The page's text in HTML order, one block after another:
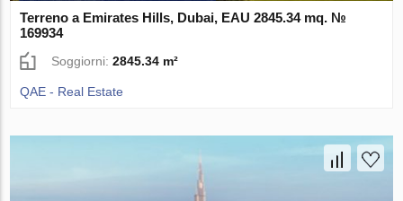
Terreno a Emirates Hills, Dubai, EAU 2845.34 mq. №
169934
Soggiorni:2845.34 m²
QAE - Real Estate